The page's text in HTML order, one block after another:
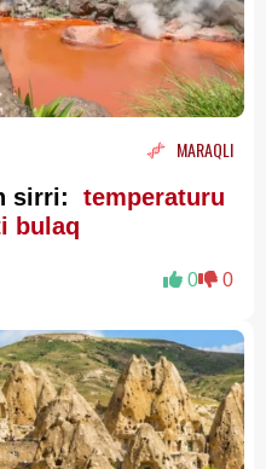
MARAQLI
sirri: temperaturu
bulaq
0 0